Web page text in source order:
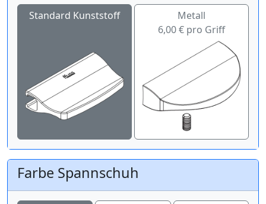
Standard Kunststoff
Metall
6,00 € pro Griff
Farbe Spannschuh